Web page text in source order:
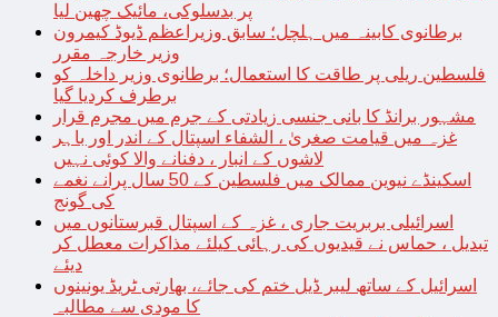
پر بدسلوکی، مائیک چھین لیا
برطانوی کابینہ میں ہلچل؛ سابق وزیراعظم ڈیوڈ کیمرون
وزیر خارجہ مقرر
فلسطین ریلی پر طاقت کا استعمال؛ برطانوی وزیر داخلہ کو
برطرف کردیا گیا
مشہور برانڈ کا بانی جنسی زیادتی کے جرم میں مجرم قرار
غزہ میں قیامت صغریٰ ، الشفاء اسپتال کے اندر اور باہر
لاشوں کے انبار ، دفنانے والا کوئی نہیں
اسکینڈے نیوین ممالک میں فلسطین کے 50 سال پرانے نغمے
کی گونج
اسرائیلی بربریت جاری ، غزہ کے اسپتال قبرستانوں میں
تبدیل ، حماس نے قیدیوں کی رہائی کیلئے مذاکرات معطل کر
دیئے
اسرائیل کے ساتھ لیبر ڈیل ختم کی جائے، بھارتی ٹریڈ یونینوں
کا مودی سے مطالبہ